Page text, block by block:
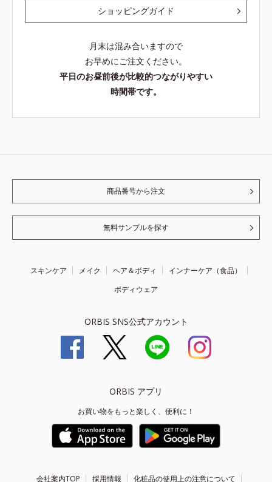
ショッピングガイド
月末は混み合いますので
お早めにご注文ください。
平日のお昼前後が比較的つながりやすい
時間帯です。
商品番号から注文
無料サンプルを探す
スキンケア メイク ヘア＆ボディ
インナーケア（食品）
ボディウェア
ORBIS SNS公式アカウント
ORBIS アプリ
お買い物をもっと楽しく、便利に！
会社案内TOP 採用情報 化粧品の使用上の注意について